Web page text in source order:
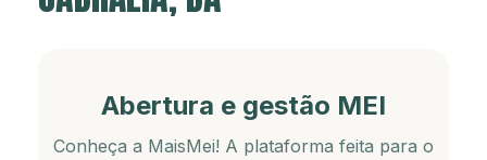
Abertura e gestão MEI
Conheça a MaisMei! A plataforma feita para o